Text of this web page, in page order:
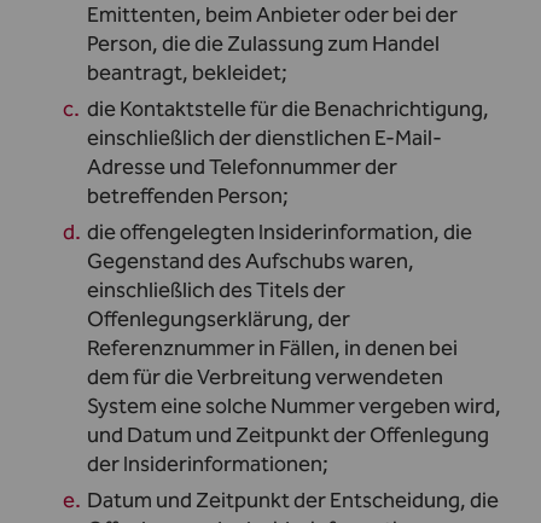
Emittenten, beim Anbieter oder bei der
Person, die die Zulassung zum Handel
beantragt, bekleidet;
die Kontaktstelle für die Benachrichtigung,
einschließlich der dienstlichen E-Mail-
Adresse und Telefonnummer der
betreffenden Person;
die offengelegten Insiderinformation, die
Gegenstand des Aufschubs waren,
einschließlich des Titels der
Offenlegungserklärung, der
Referenznummer in Fällen, in denen bei
dem für die Verbreitung verwendeten
System eine solche Nummer vergeben wird,
und Datum und Zeitpunkt der Offenlegung
der Insiderinformationen;
Datum und Zeitpunkt der Entscheidung, die